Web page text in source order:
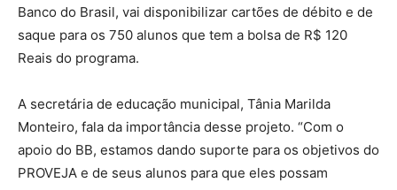
Banco do Brasil, vai disponibilizar cartões de débito e de
saque para os 750 alunos que tem a bolsa de R$ 120
Reais do programa.
A secretária de educação municipal, Tânia Marilda
Monteiro, fala da importância desse projeto. “Com o
apoio do BB, estamos dando suporte para os objetivos do
PROVEJA e de seus alunos para que eles possam